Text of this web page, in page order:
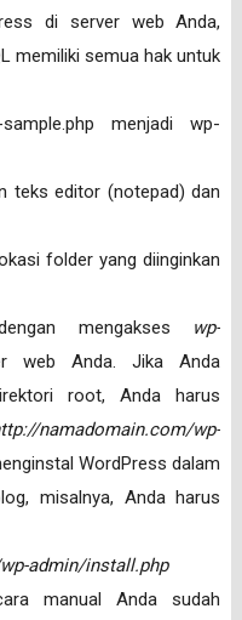
di server web Anda,
memiliki semua hak untuk
menjadi wp-
teks editor (notepad) dan
folder yang diinginkan
mengakses wp-
web Anda. Jika Anda
root, Anda harus
namadomain.com/wp-
WordPress dalam
misalnya, Anda harus
admin/install.php
manual Anda sudah